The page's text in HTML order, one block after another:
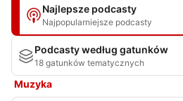
Najlepsze podcasty
Najpopularniejsze podcasty
Podcasty według gatunków
18 gatunków tematycznych
Muzyka